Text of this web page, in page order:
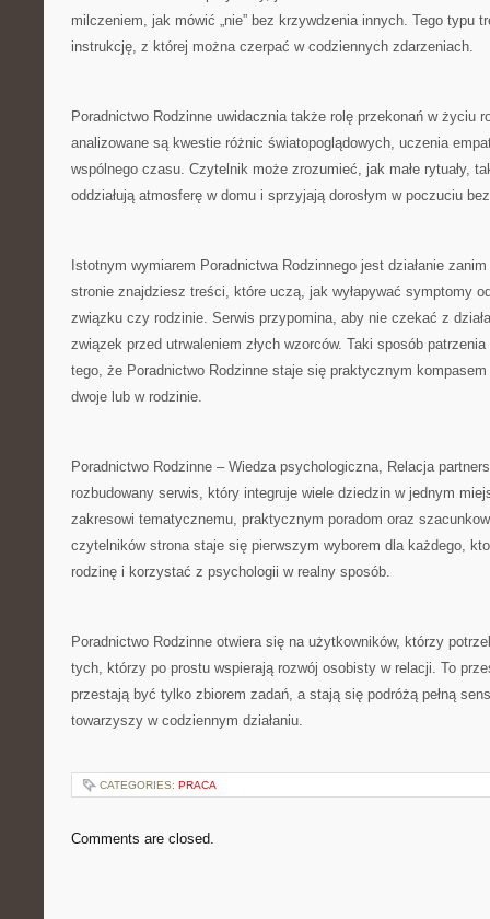
milczeniem, jak mówić „nie” bez krzywdzenia innych. Tego typu
instrukcję, z której można czerpać w codziennych zdarzeniach.
Poradnictwo Rodzinne uwidacznia także rolę przekonań w życiu
analizowane są kwestie różnic światopoglądowych, uczenia
wspólnego czasu. Czytelnik może zrozumieć, jak małe rytuały,
oddziałują atmosferę w domu i sprzyjają dorosłym w poczuciu
Istotnym wymiarem Poradnictwa Rodzinnego jest działanie
stronie znajdziesz treści, które uczą, jak wyłapywać symptomy
związku czy rodzinie. Serwis przypomina, aby nie czekać z
związek przed utrwaleniem złych wzorców. Taki sposób
tego, że Poradnictwo Rodzinne staje się praktycznym
dwoje lub w rodzinie.
Poradnictwo Rodzinne – Wiedza psychologiczna, Relacja
rozbudowany serwis, który integruje wiele dziedzin w jednym
zakresowi tematycznemu, praktycznym poradom oraz
czytelników strona staje się pierwszym wyborem dla każdego,
rodzinę i korzystać z psychologii w realny sposób.
Poradnictwo Rodzinne otwiera się na użytkowników, którzy
tych, którzy po prostu wspierają rozwój osobisty w relacji. To
przestają być tylko zbiorem zadań, a stają się podróżą pełną
towarzyszy w codziennym działaniu.
CATEGORIES: PRACA
Comments are closed.